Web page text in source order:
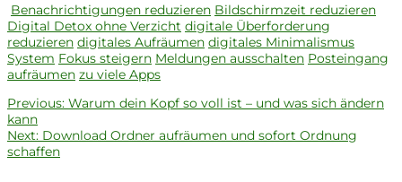
Benachrichtigungen reduzieren Bildschirmzeit reduzieren
Digital Detox ohne Verzicht digitale Überforderung
reduzieren digitales Aufräumen digitales Minimalismus
System Fokus steigern Meldungen ausschalten Posteingang
aufräumen zu viele Apps
Beitragsnavigation
Previous: Previous
Warum dein Kopf so voll ist – und was sich ändern
kann
Next: Next
post:
Download Ordner aufräumen und sofort Ordnung
schaffen